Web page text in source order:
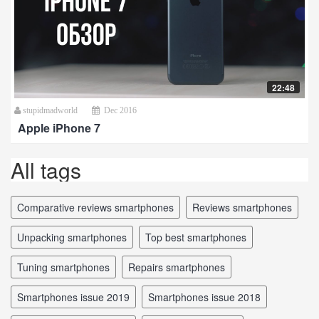
22:48
stupidmadworld Dec 2016
Apple iPhone 7
All tags
comparative reviews smartphones reviews smartphones
unpacking smartphones top best smartphones
tuning smartphones repairs smartphones
smartphones issue 2019 smartphones issue 2018